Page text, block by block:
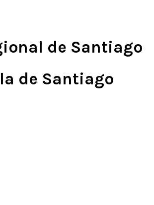
de Santiago
de Santiago